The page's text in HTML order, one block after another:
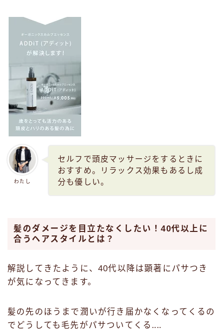
わたし
セルフで頭皮マッサージをするときに
おすすめ。リラックス効果もあるし成
分も優しい。
髪のダメージを目立たなくしたい！40代以上に
合うヘアスタイルとは？
解説してきたように、40代以降は顕著にパサつき
が気になってきます。
髪の先のほうまで潤いが行き届かなくなってくるの
でどうしても毛先がパサついてくる‥‥